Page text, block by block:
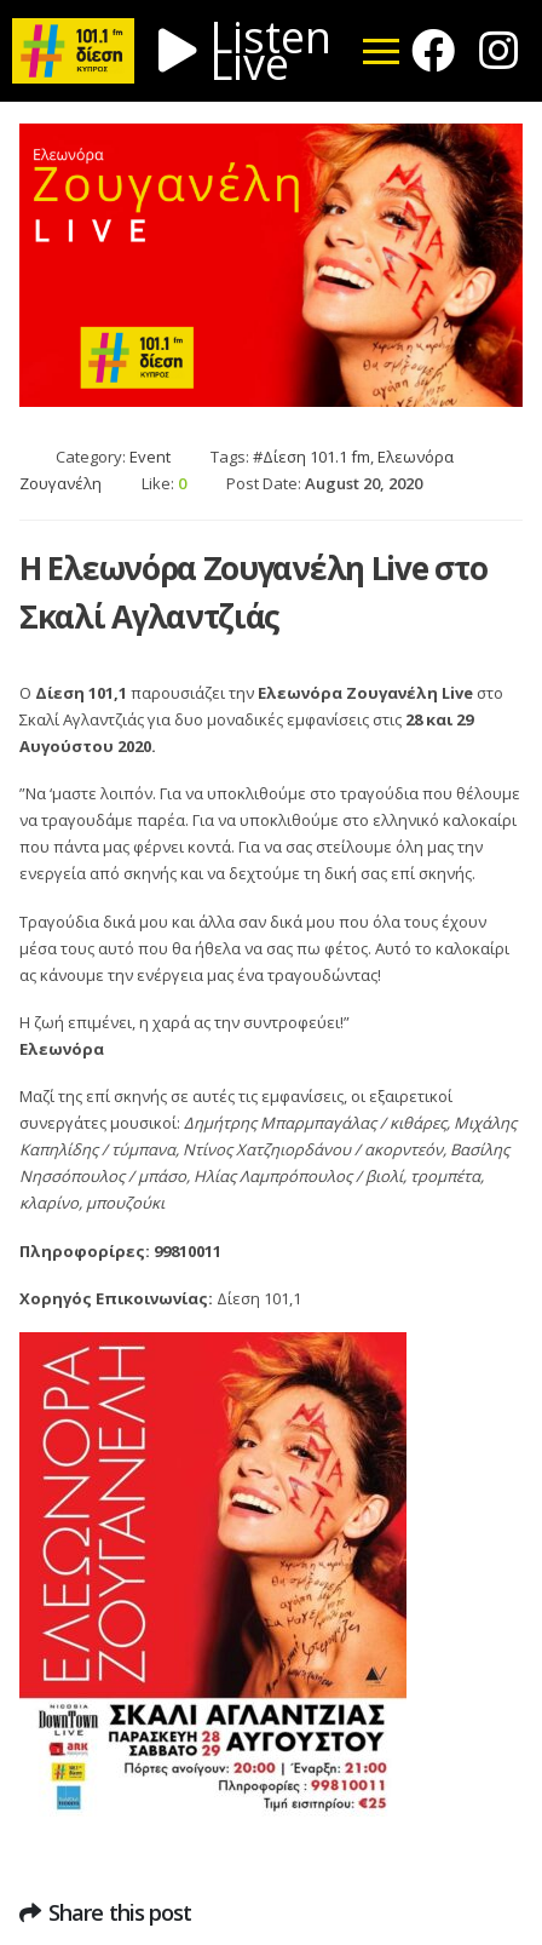
Listen
Live
Category: Event Tags: #Δίεση 101.1 fm,Ελεωνόρα
Ζουγανέλη
Like: 0 Post Date: August 20, 2020
Η Ελεωνόρα Ζουγανέλη Live στο
Σκαλί Αγλαντζιάς
Ο Δίεση 101,1 παρουσιάζει την Ελεωνόρα Ζουγανέλη Live στο
Σκαλί Αγλαντζιάς για δυο μοναδικές εμφανίσεις στις 28 και 29
Αυγούστου 2020.
”Να ‘μαστε λοιπόν. Για να υποκλιθούμε στο τραγούδια που θέλουμε
να τραγουδάμε παρέα. Για να υποκλιθούμε στο ελληνικό καλοκαίρι
που πάντα μας φέρνει κοντά. Για να σας στείλουμε όλη μας την
ενεργεία από σκηνής και να δεχτούμε τη δική σας επί σκηνής.
Τραγούδια δικά μου και άλλα σαν δικά μου που όλα τους έχουν
μέσα τους αυτό που θα ήθελα να σας πω φέτος. Αυτό το καλοκαίρι
ας κάνουμε την ενέργεια μας ένα τραγουδώντας!
Η ζωή επιμένει, η χαρά ας την συντροφεύει!”
Ελεωνόρα
Μαζί της επί σκηνής σε αυτές τις εμφανίσεις, οι εξαιρετικοί
συνεργάτες μουσικοί: Δημήτρης Μπαρμπαγάλας / κιθάρες, Μιχάλης
Καπηλίδης / τύμπανα, Ντίνος Χατζηιορδάνου / ακορντεόν, Βασίλης
Νησσόπουλος / μπάσο, Ηλίας Λαμπρόπουλος / βιολί, τρομπέτα,
κλαρίνο, μπουζούκι
Πληροφορίρες: 99810011
Χορηγός Επικοινωνίας: Δίεση 101,1
Share this post